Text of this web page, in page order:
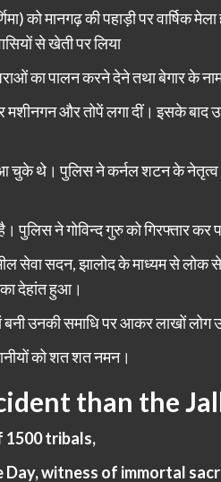
को मानगढ़ की पहाड़ी पर वार्षिक
से खेती पर लिया
का पालन करने देने तथा बेगार के
और तोपें लगा दीं। इसके बाद
थे। पुलिस ने कर्नल शटन के नेतृत्व में
पुलिस ने गोविन्द गुरु को गिरफ्तार
सेवा सदन, झालोद के माध्यम से लोक
देहांत हुआ।
वहां बनी उनकी समाधि पर आकर लाखों
को शत शत नमन।
than the
1500 tribals,
witness of immortal